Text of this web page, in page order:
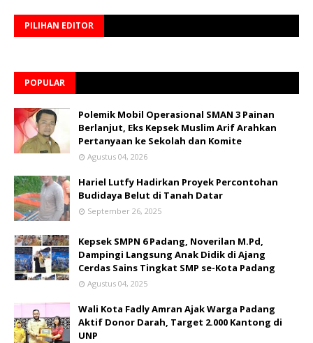
PILIHAN EDITOR
POPULAR
Polemik Mobil Operasional SMAN 3 Painan
Berlanjut, Eks Kepsek Muslim Arif Arahkan
Pertanyaan ke Sekolah dan Komite
Agustus 04, 2026
Hariel Lutfy Hadirkan Proyek Percontohan
Budidaya Belut di Tanah Datar
September 26, 2025
Kepsek SMPN 6 Padang, Noverilan M.Pd,
Dampingi Langsung Anak Didik di Ajang
Cerdas Sains Tingkat SMP se-Kota Padang
Agustus 04, 2025
Wali Kota Fadly Amran Ajak Warga Padang
Aktif Donor Darah, Target 2.000 Kantong di
UNP